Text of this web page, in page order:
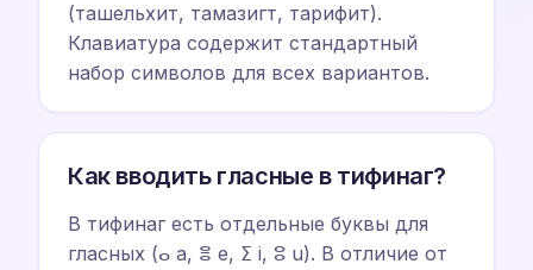
(ташельхит, тамазигт, тарифит).
Клавиатура содержит стандартный
набор символов для всех вариантов.
Как вводить гласные в тифинаг?
В тифинаг есть отдельные буквы для
гласных (ⴰ a, ⴻ e, ⵉ i, ⵓ u). В отличие от